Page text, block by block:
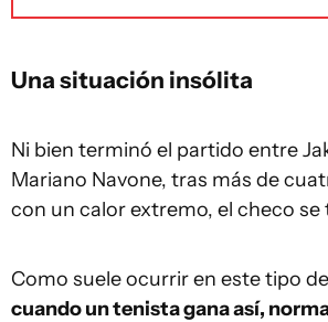
Una situación insólita
Ni bien terminó el partido entre
Mariano Navone, tras más de
con un calor extremo, el checo se
Como suele ocurrir en este tipo
cuando un tenista gana así,